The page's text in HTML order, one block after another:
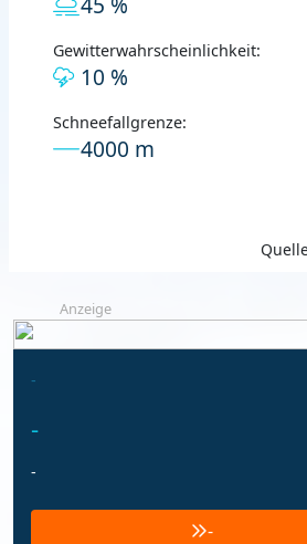
Gewitterwahrscheinlichkeit:
10 %
Schneefallgrenze:
4000 m
Anzeige
-
-
-
-